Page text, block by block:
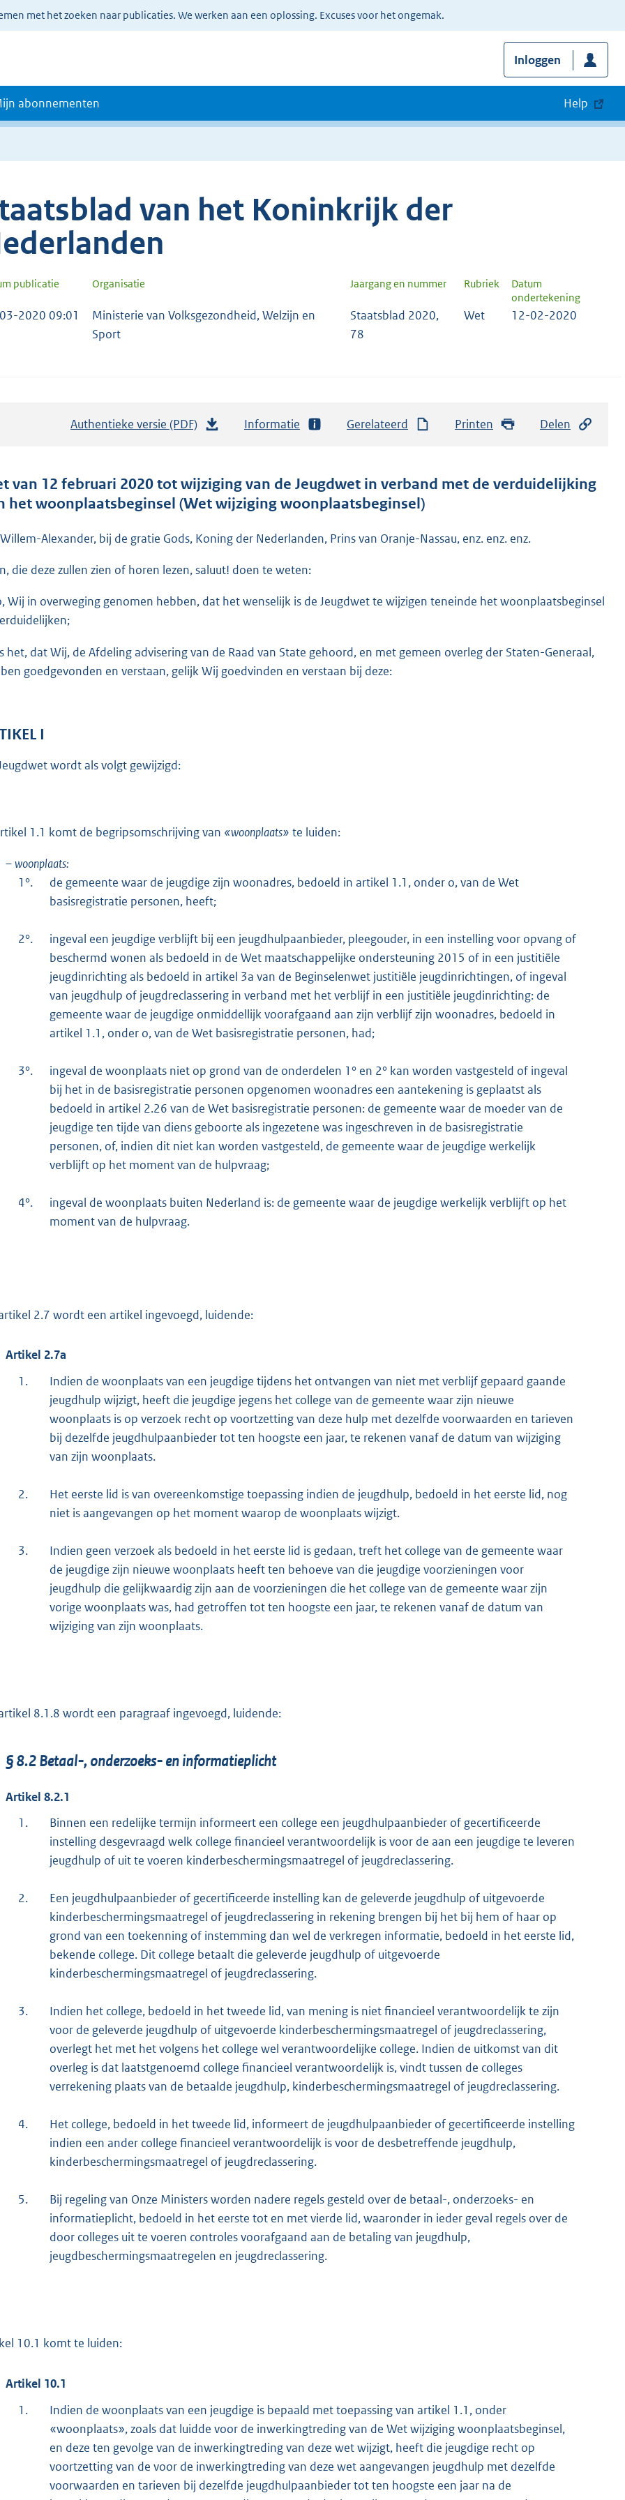
met het zoeken naar publicaties. We werken aan een oplossing. Excuses voor het ongemak.
Inloggen
abonnementen Help
van het Koninkrijk der
publicatie Organisatie Jaargang en nummer Rubriek
Datum
ondertekening
2020 09:01
Ministerie van Volksgezondheid, Welzijn en
Sport
Staatsblad 2020,
78
Wet 12-02-2020
Authentieke versie (PDF)
t
a
d
g
t
t
Informatie Gerelateerd Printen Delen
van 12 februari 2020 tot wijziging van de Jeugdwet in verband met de verduidelijking
het woonplaatsbeginsel (Wet wijziging woonplaatsbeginsel)
Alexander, bij de gratie Gods, Koning der Nederlanden, Prins van Oranje-Nassau, enz. enz. enz.
die deze zullen zien of horen lezen, saluut! doen te weten:
Wij in overweging genomen hebben, dat het wenselijk is de Jeugdwet te wijzigen teneinde het woonplaatsbeginsel
het, dat Wij, de Afdeling advisering van de Raad van State gehoord, en met gemeen overleg der Staten-Generaal,
goedgevonden en verstaan, gelijk Wij goedvinden en verstaan bij deze:
I
wordt als volgt gewijzigd:
1.1 komt de begripsomschrijving van «woonplaats» te luiden:
–woonplaats:
1°.
de gemeente waar de jeugdige zijn woonadres, bedoeld in artikel 1.1, onder o, van de Wet
basisregistratie personen, heeft;
2°.
ingeval een jeugdige verblijft bij een jeugdhulpaanbieder, pleegouder, in een instelling voor opvang of
beschermd wonen als bedoeld in de Wet maatschappelijke ondersteuning 2015 of in een justitiële
jeugdinrichting als bedoeld in artikel 3a van de Beginselenwet justitiële jeugdinrichtingen, of ingeval
van jeugdhulp of jeugdreclassering in verband met het verblijf in een justitiële jeugdinrichting: de
gemeente waar de jeugdige onmiddellijk voorafgaand aan zijn verblijf zijn woonadres, bedoeld in
artikel 1.1, onder o, van de Wet basisregistratie personen, had;
3°.
ingeval de woonplaats niet op grond van de onderdelen 1° en 2° kan worden vastgesteld of ingeval
bij het in de basisregistratie personen opgenomen woonadres een aantekening is geplaatst als
bedoeld in artikel 2.26 van de Wet basisregistratie personen: de gemeente waar de moeder van de
jeugdige ten tijde van diens geboorte als ingezetene was ingeschreven in de basisregistratie
personen, of, indien dit niet kan worden vastgesteld, de gemeente waar de jeugdige werkelijk
verblijft op het moment van de hulpvraag;
4°.
ingeval de woonplaats buiten Nederland is: de gemeente waar de jeugdige werkelijk verblijft op het
moment van de hulpvraag.
2.7 wordt een artikel ingevoegd, luidende:
Artikel 2.7a
1.
Indien de woonplaats van een jeugdige tijdens het ontvangen van niet met verblijf gepaard gaande
jeugdhulp wijzigt, heeft die jeugdige jegens het college van de gemeente waar zijn nieuwe
woonplaats is op verzoek recht op voortzetting van deze hulp met dezelfde voorwaarden en tarieven
bij dezelfde jeugdhulpaanbieder tot ten hoogste een jaar, te rekenen vanaf de datum van wijziging
van zijn woonplaats.
2.
Het eerste lid is van overeenkomstige toepassing indien de jeugdhulp, bedoeld in het eerste lid, nog
niet is aangevangen op het moment waarop de woonplaats wijzigt.
3.
Indien geen verzoek als bedoeld in het eerste lid is gedaan, treft het college van de gemeente waar
de jeugdige zijn nieuwe woonplaats heeft ten behoeve van die jeugdige voorzieningen voor
jeugdhulp die gelijkwaardig zijn aan de voorzieningen die het college van de gemeente waar zijn
vorige woonplaats was, had getroffen tot ten hoogste een jaar, te rekenen vanaf de datum van
wijziging van zijn woonplaats.
8.1.8 wordt een paragraaf ingevoegd, luidende:
§ 8.2 Betaal-, onderzoeks- en informatieplicht
Artikel 8.2.1
1.
Binnen een redelijke termijn informeert een college een jeugdhulpaanbieder of gecertificeerde
instelling desgevraagd welk college financieel verantwoordelijk is voor de aan een jeugdige te leveren
jeugdhulp of uit te voeren kinderbeschermingsmaatregel of jeugdreclassering.
2.
Een jeugdhulpaanbieder of gecertificeerde instelling kan de geleverde jeugdhulp of uitgevoerde
kinderbeschermingsmaatregel of jeugdreclassering in rekening brengen bij het bij hem of haar op
grond van een toekenning of instemming dan wel de verkregen informatie, bedoeld in het eerste lid,
bekende college. Dit college betaalt die geleverde jeugdhulp of uitgevoerde
kinderbeschermingsmaatregel of jeugdreclassering.
3.
Indien het college, bedoeld in het tweede lid, van mening is niet financieel verantwoordelijk te zijn
voor de geleverde jeugdhulp of uitgevoerde kinderbeschermingsmaatregel of jeugdreclassering,
overlegt het met het volgens het college wel verantwoordelijke college. Indien de uitkomst van dit
overleg is dat laatstgenoemd college financieel verantwoordelijk is, vindt tussen de colleges
verrekening plaats van de betaalde jeugdhulp, kinderbeschermingsmaatregel of jeugdreclassering.
4.
Het college, bedoeld in het tweede lid, informeert de jeugdhulpaanbieder of gecertificeerde instelling
indien een ander college financieel verantwoordelijk is voor de desbetreffende jeugdhulp,
kinderbeschermingsmaatregel of jeugdreclassering.
5.
Bij regeling van Onze Ministers worden nadere regels gesteld over de betaal-, onderzoeks- en
informatieplicht, bedoeld in het eerste tot en met vierde lid, waaronder in ieder geval regels over de
door colleges uit te voeren controles voorafgaand aan de betaling van jeugdhulp,
jeugdbeschermingsmaatregelen en jeugdreclassering.
10.1 komt te luiden:
Artikel 10.1
1.
Indien de woonplaats van een jeugdige is bepaald met toepassing van artikel 1.1, onder
«woonplaats», zoals dat luidde voor de inwerkingtreding van de Wet wijziging woonplaatsbeginsel,
en deze ten gevolge van de inwerkingtreding van deze wet wijzigt, heeft die jeugdige recht op
voortzetting van de voor de inwerkingtreding van deze wet aangevangen jeugdhulp met dezelfde
voorwaarden en tarieven bij dezelfde jeugdhulpaanbieder tot ten hoogste een jaar na de